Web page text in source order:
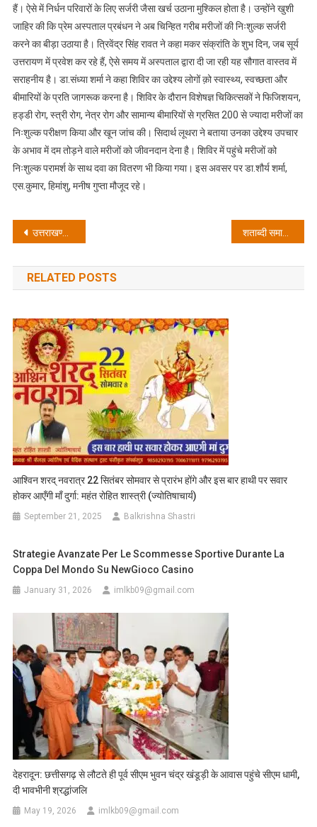
का
हैं। ऐसे में निर्धन परिवारों के लिए सर्जरी जैसा खर्च उठाना मुश्किल होता है। उन्होंने खुशी
जाहिर की कि प्रेम अस्पताल प्रबंधन ने अब चिन्हित गरीब मरीजों की निःशुल्क सर्जरी
करने का बीड़ा उठाया है। त्रिवेंद्र सिंह रावत ने कहा मकर संक्रांति के शुभ दिन, जब सूर्य
उत्तरायण में प्रवेश कर रहे हैं, ऐसे समय में अस्पताल द्वारा दी जा रही यह सौगात वास्तव में
सराहनीय है। डा.संध्या शर्मा ने कहा शिविर का उद्देश्य लोगों क़ो स्वास्थ्य, स्वच्छता और
बीमारियों के प्रति जागरूक करना है। शिविर के दौरान विशेषज्ञ चिकित्सकों ने फिजिशयन,
हड्डी रोग, स्त्री रोग, नेत्र रोग और सामान्य बीमारियों से ग्रसित 200 से ज्यादा मरीजों का
निःशुल्क परीक्षण किया और खून जांच की। सिदार्थ लूथरा ने बताया उनका उद्देश्य उपचार
के अभाव में दम तोड़ने वाले मरीजों को जीवनदान देना है। शिविर में पहुंचे मरीजों को
निःशुल्क परामर्श के साथ दवा का वितरण भी किया गया। इस अवसर पर डा.शौर्य शर्मा,
एस.कुमार, हिमांशु, मनीष गुप्ता मौजूद रहे।
Post
navigation
उत्तराखण्ड की नई फिल्म नीति का कमाल: फिल्म एंड म्यूजिक एसोसिएशन ने सरकार के प्रयासों को सराहा। शताब्दी समारोह में सांस्कृतिक, पंजीयन, स्वास्थ्य, महिला सुरक्षा प्रकोष्ठ सहित 9 विभागों का अनावरण
RELATED POSTS
आश्विन शरद् नवरात्र 22 सितंबर सोमवार से प्रारंभ होंगे और इस बार हाथी पर सवार
होकर आएँगी माँ दुर्गा: महंत रोहित शास्त्री (ज्योतिषाचार्य)
September 21, 2025 Balkrishna Shastri
Strategie Avanzate Per Le Scommesse Sportive Durante La
Coppa Del Mondo Su NewGioco Casino
January 31, 2026 imlkb09@gmail.com
देहरादून: छत्तीसगढ़ से लौटते ही पूर्व सीएम भुवन चंद्र खंडूड़ी के आवास पहुंचे सीएम धामी,
दी भावभीनी श्रद्धांजलि
May 19, 2026 imlkb09@gmail.com